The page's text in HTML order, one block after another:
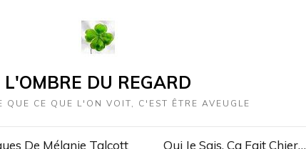
L'OMBRE DU REGARD
QUE CE QUE L'ON VOIT, C'EST ÊTRE AVEUGLE
De Mélanie Talcott Oui Je Sais, Ça Fait Chier…